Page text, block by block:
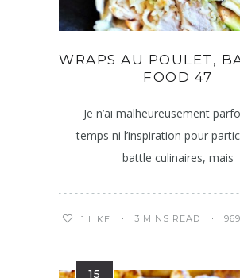
WRAPS AU POULET,
FOOD 47
Je n’ai malheureusement
temps ni l’inspiration pour
battle culinaires, mais
1 LIKE 3 MINS READ
15